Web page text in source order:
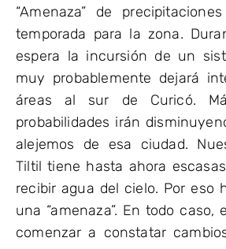
“Amenaza” de
temporada para la zona.
espera la incursión de un
muy probablemente dejará
áreas al sur de Curicó.
probabilidades irán
alejemos de esa ciudad.
Tiltil tiene hasta ahora
recibir agua del cielo. Por eso
una “amenaza”. En todo caso,
comenzar a constatar